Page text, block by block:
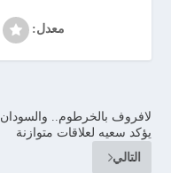
معدل:
لافروف بالخرطوم.. والسودان
يؤكد سعيه لعلاقات متوازنة
التالي